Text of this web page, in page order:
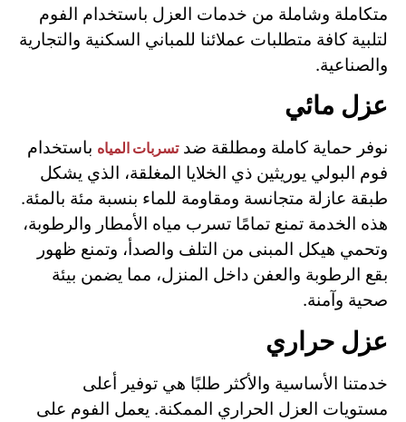
متكاملة وشاملة من خدمات العزل باستخدام الفوم
لتلبية كافة متطلبات عملائنا للمباني السكنية والتجارية
والصناعية.
عزل مائي
نوفر حماية كاملة ومطلقة ضدتسربات المياه باستخدام
فوم البولي يوريثين ذي الخلايا المغلقة، الذي يشكل
طبقة عازلة متجانسة ومقاومة للماء بنسبة مئة بالمئة.
هذه الخدمة تمنع تمامًا تسرب مياه الأمطار والرطوبة،
وتحمي هيكل المبنى من التلف والصدأ، وتمنع ظهور
بقع الرطوبة والعفن داخل المنزل، مما يضمن بيئة
صحية وآمنة.
عزل حراري
خدمتنا الأساسية والأكثر طلبًا هي توفير أعلى
مستويات العزل الحراري الممكنة. يعمل الفوم على